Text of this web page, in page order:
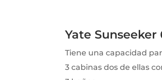
Yate Sunseeker
Tiene una capacidad
3 cabinas dos de ellas